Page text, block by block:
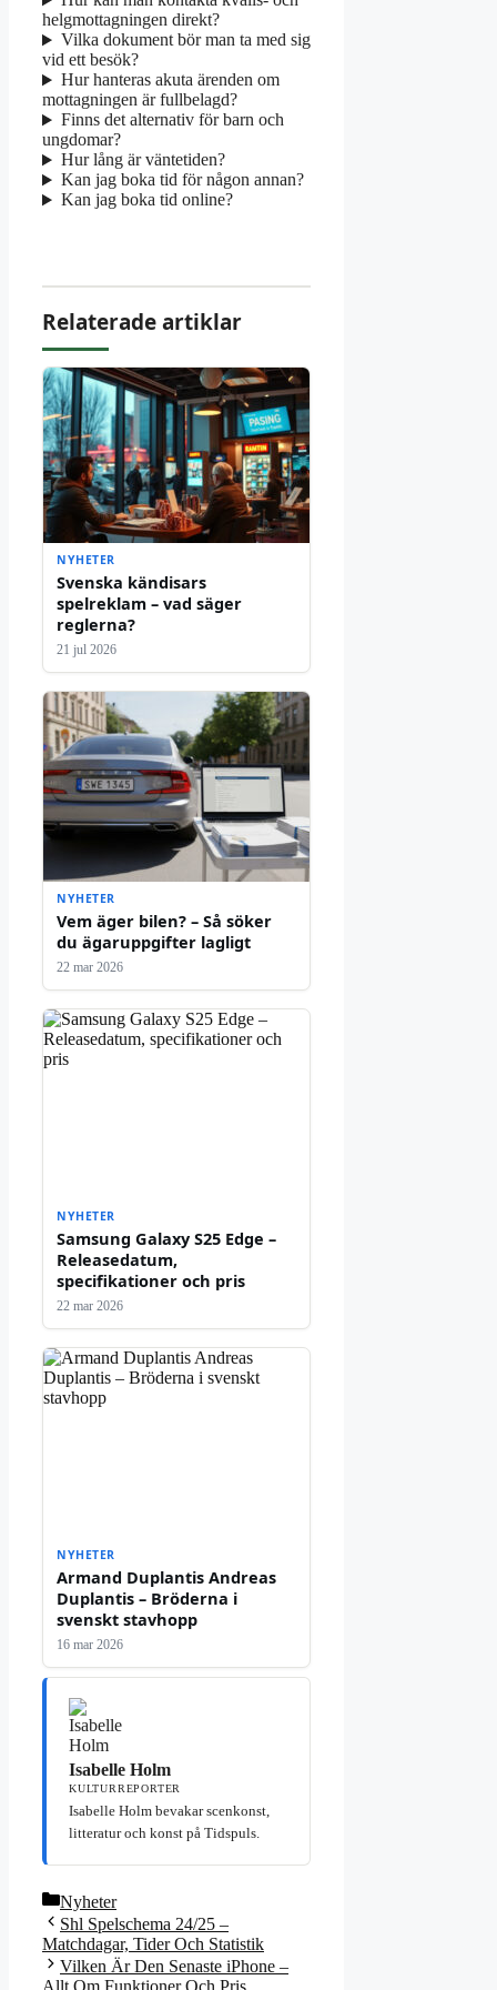
helgmottagningen direkt?
Vilka dokument bör man ta med sig
vid ett besök?
Hur hanteras akuta ärenden om
mottagningen är fullbelagd?
Finns det alternativ för barn och
ungdomar?
Hur lång är väntetiden?
Kan jag boka tid för någon annan?
Kan jag boka tid online?
Relaterade artiklar
NYHETER
Svenska kändisars
spelreklam – vad säger
reglerna?
21 jul 2026
NYHETER
Vem äger bilen? – Så söker
du ägaruppgifter lagligt
22 mar 2026
NYHETER
Samsung Galaxy S25 Edge –
Releasedatum,
specifikationer och pris
22 mar 2026
NYHETER
Armand Duplantis Andreas
Duplantis – Bröderna i
svenskt stavhopp
16 mar 2026
Isabelle Holm
KULTURREPORTER
Isabelle Holm bevakar scenkonst,
litteratur och konst på Tidspuls.
Kategorier
Nyheter
Shl Spelschema 24/25 –
Matchdagar, Tider Och Statistik
Vilken Är Den Senaste iPhone –